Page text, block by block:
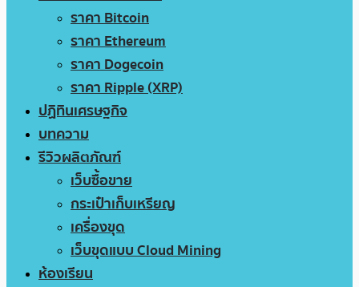
ราคา Bitcoin
ราคา Ethereum
ราคา Dogecoin
ราคา Ripple (XRP)
ปฏิทินเศรษฐกิจ
บทความ
รีวิวผลิตภัณฑ์
เว็บซื้อขาย
กระเป๋าเก็บเหรียญ
เครื่องขุด
เว็บขุดแบบ Cloud Mining
ห้องเรียน